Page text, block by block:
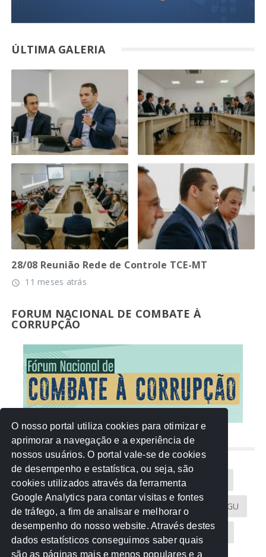
ÚLTIMA GALERIA
28/08 Reunião Rede de Controle TCE-MT
access_time 11 meses atrás
FORUM NACIONAL DE COMBATE À
CORRUPÇÃO
NUVEM DE TAGS
Acontece na Rede AGU AMM
Atricon Audicom CAU-MT CGU
CREA-MT Eventos MPC-MT MPE-MT
O nosso portal utiliza cookies para otimizar e
aprimorar a navegação e a experiência de
nossos usuários. O portal vale-se de cookies
de desempenho e estatística, ou seja, são
cookies utilizados através da ferramenta
Google Analytics para contar visitas e fontes
de tráfego, a fim de analisar e melhorar o
desempenho do nosso website. Através destes
dados estatísticos conseguimos saber quais
são as páginas mais e menos populares e a